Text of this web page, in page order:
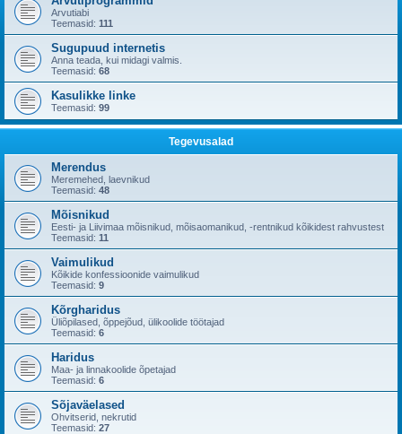
Arvutiabi
Teemasid: 111
Sugupuud internetis
Anna teada, kui midagi valmis.
Teemasid: 68
Kasulikke linke
Teemasid: 99
Tegevusalad
Merendus
Meremehed, laevnikud
Teemasid: 48
Mõisnikud
Eesti- ja Liivimaa mõisnikud, mõisaomanikud, -rentnikud kõikidest rahvustest
Teemasid: 11
Vaimulikud
Kõikide konfessioonide vaimulikud
Teemasid: 9
Kõrgharidus
Üliõpilased, õppejõud, ülikoolide töötajad
Teemasid: 6
Haridus
Maa- ja linnakoolide õpetajad
Teemasid: 6
Sõjaväelased
Ohvitserid, nekrutid
Teemasid: 27